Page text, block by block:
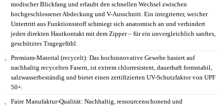
modischer Blickfang und erlaubt den schnellen Wechsel zwischen
hochgeschlossener Abdeckung und V-Ausschnitt. Ein integrierter, weicher
Untertritt aus Funktionsstoff schmiegt sich anatomisch an und verhindert
jeden direkten Hautkontakt mit dem Zipper – für ein unvergleichlich sanftes,
geschütztes Tragegefühl.
Premium-Material (recycelt): Das hochinnovative Gewebe basiert auf
nachhaltig recycelten Fasern, ist extrem chlorresistent, dauerhaft formstabil,
salzwasserbeständig und bietet einen zertifizierten UV-Schutzfaktor von UPF
50+.
Faire Manufaktur-Qualität: Nachhaltig, ressourcenschonend und